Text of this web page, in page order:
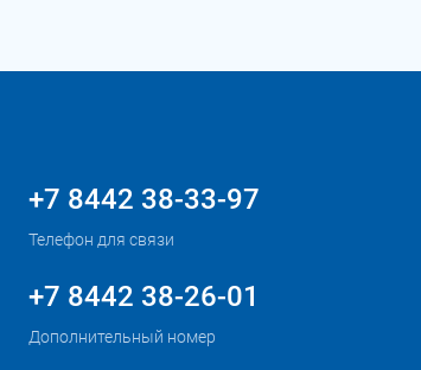
+7 8442 38-33-97
Телефон для связи
+7 8442 38-26-01
Дополнительный номер